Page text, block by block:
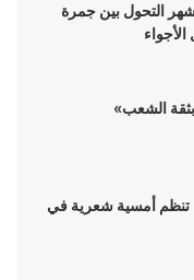
التحول بين جمرة
الأجواء
بثقة الشعب»
تنظم أمسية شعرية في